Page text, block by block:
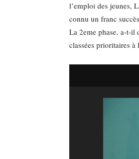
l’emploi des jeunes,
connu un franc
La 2eme phase, a-t-il
classées prioritaires